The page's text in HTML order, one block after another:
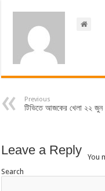
Previous
টিভিতে আজকের খেলা ২২
Leave a Reply You
Search